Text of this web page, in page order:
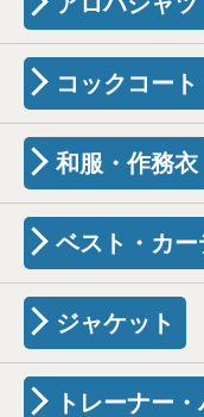
コックコー
和服・作務衣
ベスト・カー
ジャケット
トレーナー